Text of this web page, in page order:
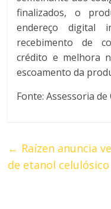
finalizados, o
endereço digital
recebimento de
crédito e melhora
escoamento da
Fonte: Assessoria de
← Raízen anuncia
de etanol celulósico